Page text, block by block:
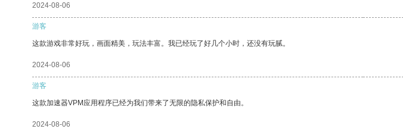
2024-08-06
游客
这款游戏非常好玩，画面精美，玩法丰富。我已经玩了好几个小时，还没有玩腻。
2024-08-06
游客
这款加速器VPM应用程序已经为我们带来了无限的隐私保护和自由。
2024-08-06